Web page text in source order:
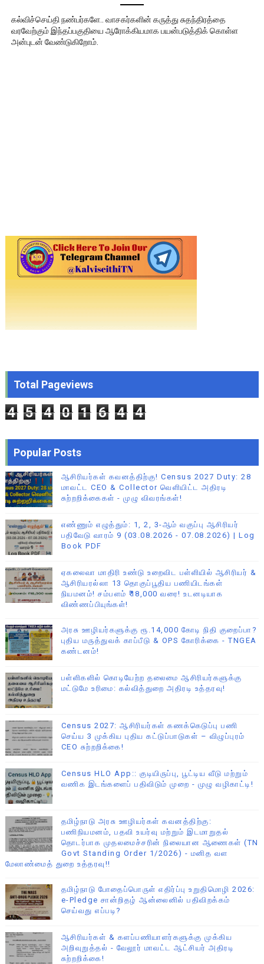
கல்விச்செய்தி நண்பர்களே.. வாசகர்களின் கருத்து சுதந்திரத்தை
வரவேற்கும் இந்தப்பகுதியை ஆரோக்கியமாக பயன்படுத்திக் கொள்ள
அன்புடன் வேண்டுகிறோம்.
Total Pageviews
4 5 4 0 1 6 4 4
Popular Posts
ஆசிரியர்கள் கவனத்திற்கு! Census 2027 Duty: 28
மாவட்ட CEO & Collector வெளியிட்ட அதிரடி
சுற்றறிக்கைகள் - முழு விவரங்கள்!
எண்ணும் எழுத்தும்: 1, 2, 3-ஆம் வகுப்பு ஆசிரியர்
பதிவேடு வாரம் 9 (03.08.2026 - 07.08.2026) | Log
Book PDF
ஏகலைவா மாதிரி உண்டு உறைவிட பள்ளியில் ஆசிரியர் &
ஆசிரியரல்லா 13 தொகுப்பூதிய பணியிடங்கள்
நியமனம்! சம்பளம் ₹18,000 வரை! உடனடியாக
விண்ணப்பியுங்கள்!
அரசு ஊழியர்களுக்கு ரூ.14,000 கோடி நிதி குறைப்பா?
புதிய மருத்துவக் காப்பீடு & OPS கோரிக்கை - TNGEA
கண்டனம்!
பள்ளிகளில் கொடியேற்ற தலைமை ஆசிரியர்களுக்கு
மட்டுமே உரிமை: கல்வித்துறை அதிரடி உத்தரவு!
Census 2027: ஆசிரியர்கள் கணக்கெடுப்பு பணி
செய்ய 3 முக்கிய புதிய கட்டுப்பாடுகள் – விழுப்புரம்
CEO சுற்றறிக்கை!
Census HLO App:: குடியிருப்பு, பூட்டிய வீடு மற்றும்
வணிக இடங்களைப் பதிவிடும் முறை - முழு வழிகாட்டி!
தமிழ்நாடு அரசு ஊழியர்கள் கவனத்திற்கு:
பணிநியமனம், பதவி உயர்வு மற்றும் இடமாறுதல்
தொடர்பாக முதலமைச்சரின் நிலையான ஆணைகள் (TN
Govt Standing Order 1/2026) - மனித வள
மேலாண்மைத் துறை உத்தரவு!!
தமிழ்நாடு போதைப்பொருள் எதிர்ப்பு உறுதிமொழி 2026:
e-Pledge சான்றிதழ் ஆன்லைனில் பதிவிறக்கம்
செய்வது எப்படி?
ஆசிரியர்கள் & களப்பணியாளர்களுக்கு முக்கிய
அறிவுறுத்தல் - வேலூர் மாவட்ட ஆட்சியர் அதிரடி
சுற்றறிக்கை!